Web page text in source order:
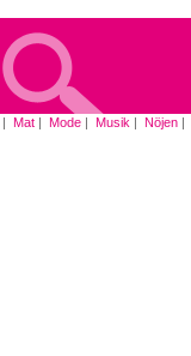
| Mat | Mode | Musik | Nöjen |